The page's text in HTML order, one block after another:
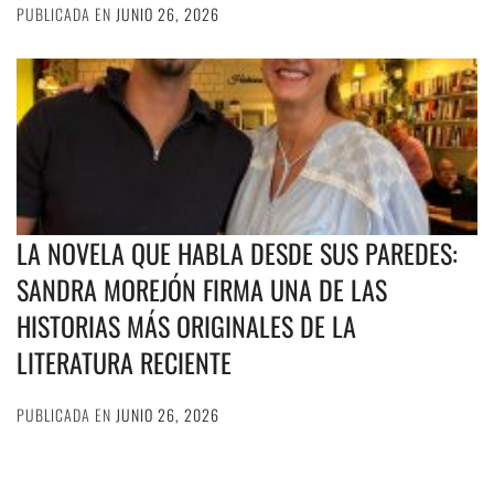
PUBLICADA EN JUNIO 26, 2026
LA NOVELA QUE HABLA DESDE SUS PAREDES:
SANDRA MOREJÓN FIRMA UNA DE LAS
HISTORIAS MÁS ORIGINALES DE LA
LITERATURA RECIENTE
PUBLICADA EN JUNIO 26, 2026